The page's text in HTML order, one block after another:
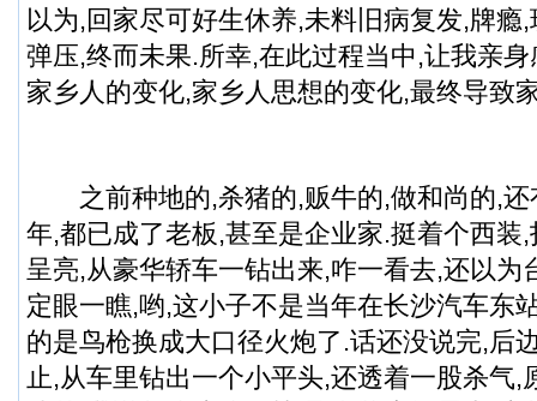
以为,回家尽可好生休养,未料旧病复发,牌瘾
弹压,终而未果.所幸,在此过程当中,让我亲
家乡人的变化,家乡人思想的变化,最终导致
之前种地的,杀猪的,贩牛的,做和尚的,还
年,都已成了老板,甚至是企业家.挺着个西装
呈亮,从豪华轿车一钻出来,咋一看去,还以为
定眼一瞧,哟,这小子不是当年在长沙汽车东
的是鸟枪换成大口径火炮了.话还没说完,后
止,从车里钻出一个小平头,还透着一股杀气,